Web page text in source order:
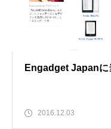
Engadget Japanに
2016.12.03